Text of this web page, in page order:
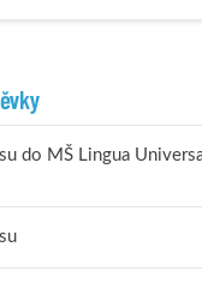
do MŠ Lingua